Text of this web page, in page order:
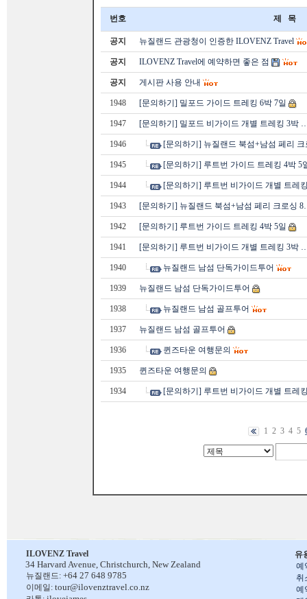
번호 제 목
공지 뉴질랜드 관광청이 인증한 ILOVENZ Travel
공지 ILOVENZ Travel에 예약하면 좋은 점
공지 게시판 사용 안내
1948 [문의하기] 밀포드 가이드 트레킹 6박 7일
1947 [문의하기] 밀포드 비가이드 개별 트레킹 3박
1946 [문의하기] 뉴질랜드 북섬+남섬 페리
1945 [문의하기] 루트번 가이드 트레킹 4박 5
1944 [문의하기] 루트번 비가이드 개별 트레
1943 [문의하기] 뉴질랜드 북섬+남섬 페리 크로싱
1942 [문의하기] 루트번 가이드 트레킹 4박 5일
1941 [문의하기] 루트번 비가이드 개별 트레킹 3박
1940 뉴질랜드 남섬 단독가이드투어
1939 뉴질랜드 남섬 단독가이드투어
1938 뉴질랜드 남섬 골프투어
1937 뉴질랜드 남섬 골프투어
1936 퀸즈타운 여행문의
1935 퀸즈타운 여행문의
1934 [문의하기] 루트번 비가이드 개별 트레
1 2 3 4 5
유
예
취
예
ILOVENZ Travel
34 Harvard Avenue, Christchurch, New Zealand
뉴질랜드: +64 27 648 9785
이메일: tour@ilovenztravel.co.nz